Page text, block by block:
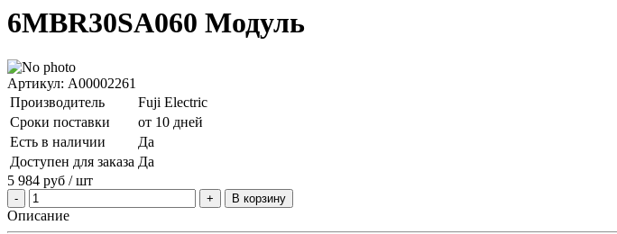
6MBR30SA060 Модуль
Артикул: A00002261
Производитель
Fuji Electric
Сроки поставки
от 10 дней
Есть в наличии
Да
Доступен для заказа Да
5 984 руб / шт
В корзину
Описание